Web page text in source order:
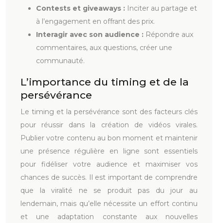
Contests et giveaways : Inciter au partage et
à l’engagement en offrant des prix.
Interagir avec son audience : Répondre aux
commentaires, aux questions, créer une
communauté.
L’importance du timing et de la
persévérance
Le timing et la persévérance sont des facteurs clés
pour réussir dans la création de vidéos virales.
Publier votre contenu au bon moment et maintenir
une présence régulière en ligne sont essentiels
pour fidéliser votre audience et maximiser vos
chances de succès. Il est important de comprendre
que la viralité ne se produit pas du jour au
lendemain, mais qu’elle nécessite un effort continu
et une adaptation constante aux nouvelles